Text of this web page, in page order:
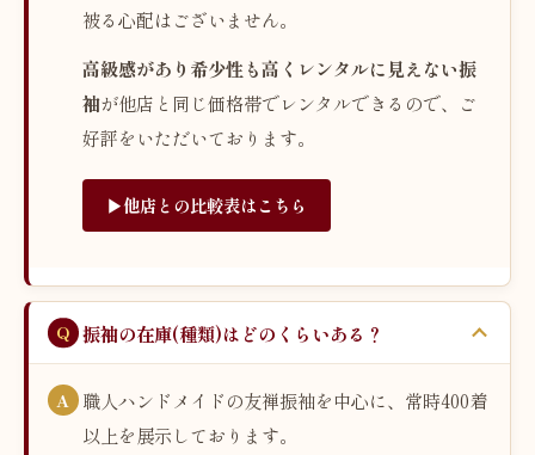
被る心配はございません。
高級感があり希少性も高くレンタルに見えない振
袖が他店と同じ価格帯でレンタルできるので、ご
好評をいただいております。
▶︎他店との比較表はこちら
振袖の在庫(種類)はどのくらいある？
職人ハンドメイドの友禅振袖を中心に、常時400着
以上を展示しております。